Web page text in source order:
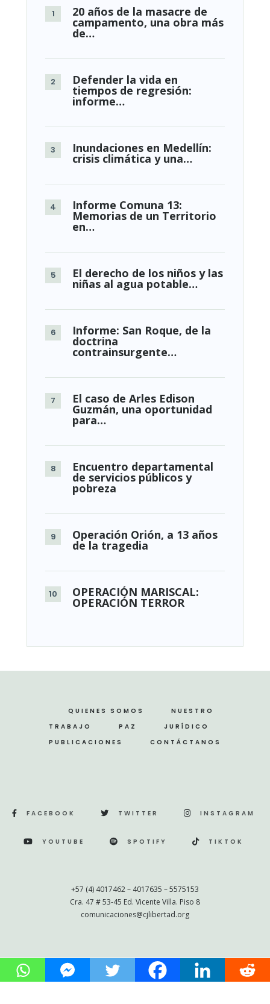
20 años de la masacre de
campamento, una obra más
de…
Defender la vida en
tiempos de regresión:
informe…
Inundaciones en Medellín:
crisis climática y una…
Informe Comuna 13:
Memorias de un Territorio
en…
El derecho de los niños y las
niñas al agua potable…
Informe: San Roque, de la
doctrina
contrainsurgente…
El caso de Arles Edison
Guzmán, una oportunidad
para…
Encuentro departamental
de servicios públicos y
pobreza
Operación Orión, a 13 años
de la tragedia
OPERACIÓN MARISCAL:
OPERACIÓN TERROR
QUIENES SOMOS
NUESTRO
TRABAJO
PAZ
JURÍDICO
PUBLICACIONES
CONTÁCTANOS
FACEBOOK TWITTER INSTAGRAM
YOUTUBE SPOTIFY TIKTOK
+57 (4) 4017462 – 4017635 – 5575153
Cra. 47 # 53-45 Ed. Vicente Villa. Piso 8
comunicaciones@cjlibertad.org